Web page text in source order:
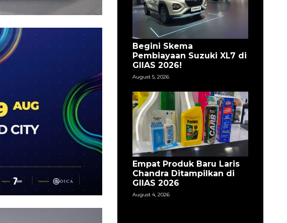
Begini Skema
Pembiayaan Suzuki XL7 di
GIIAS 2026!
August 5, 2026
Empat Produk Baru Laris
Chandra Ditampilkan di
GIIAS 2026
August 4, 2026